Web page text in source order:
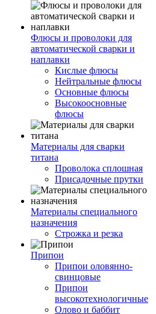
Флюсы и проволоки для
автоматической сварки и
наплавки
Кислые флюсы
Нейтральные флюсы
Основные флюсы
Высокоосновные
флюсы
Материалы для сварки
титана
Проволока сплошная
Присадочные прутки
Материалы специального
назначения
Строжка и резка
Припои
Припои оловянно-
свинцовые
Припои
высокотехнологичные
Олово и баббит